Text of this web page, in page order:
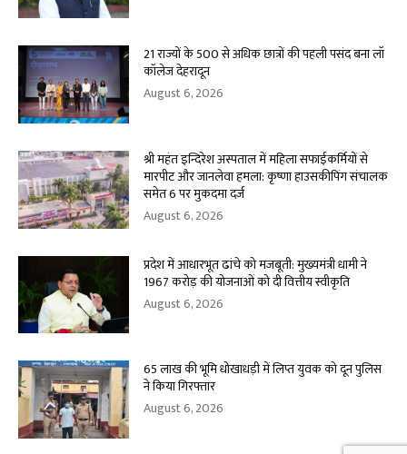
21 राज्यों के 500 से अधिक छात्रों की पहली पसंद बना लॉ
कॉलेज देहरादून
August 6, 2026
श्री महंत इन्दिरेश अस्पताल में महिला सफाईकर्मियों से
मारपीट और जानलेवा हमला: कृष्णा हाउसकीपिंग संचालक
समेत 6 पर मुकदमा दर्ज
August 6, 2026
प्रदेश में आधारभूत ढांचे को मजबूती: मुख्यमंत्री धामी ने
1967 करोड़ की योजनाओं को दी वित्तीय स्वीकृति
August 6, 2026
65 लाख की भूमि धोखाधड़ी में लिप्त युवक को दून पुलिस
ने किया गिरफ्तार
August 6, 2026